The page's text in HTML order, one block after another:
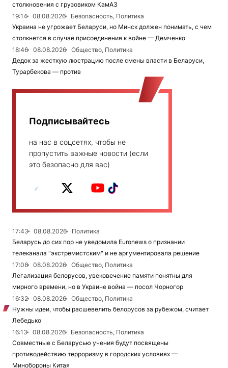
столкновения с грузовиком КамАЗ
19:14
08.08.2026
Безопасность, Политика
Украина не угрожает Беларуси, но Минск должен понимать, с чем
столкнется в случае присоединения к войне — Демченко
18:46
08.08.2026
Общество, Политика
Дедок за жесткую люстрацию после смены власти в Беларуси,
Турарбекова — против
Подписывайтесь
на нас в соцсетях, чтобы не
пропустить важные новости (если
это безопасно для вас)
17:43 08.08.2026
Политика
Беларусь до сих пор не уведомила Euronews о признании
телеканала "экстремистским" и не аргументировала решение
17:08
08.08.2026
Общество, Политика
Легализация белорусов, увековечение памяти понятны для
мирного времени, но в Украине война — посол Чорногор
16:32
08.08.2026
Общество, Политика
Нужны идеи, чтобы расшевелить белорусов за рубежом, считает
Лебедько
16:13
08.08.2026
Безопасность, Политика
Совместные с Беларусью учения будут посвящены
противодействию терроризму в городских условиях —
Минобороны Китая